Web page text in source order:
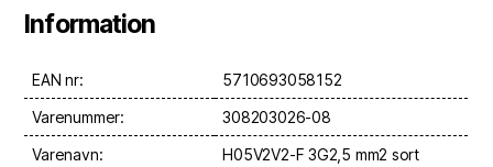
Information
EAN nr:
5710693058152
Varenummer:
308203026-08
Varenavn:
H05V2V2-F 3G2,5 mm2 sort